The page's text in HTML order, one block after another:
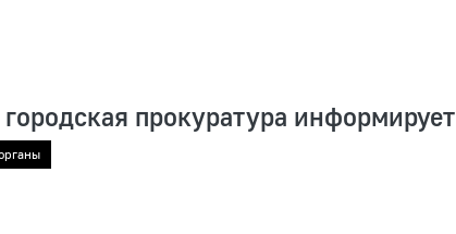
прокуратура информирует